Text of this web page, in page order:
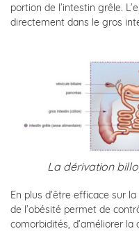
portion de l’intestin grêle.
directement dans le gros
La dérivation
En plus d’être efficace sur
de l’obésité permet de
comorbidités, d’améliorer